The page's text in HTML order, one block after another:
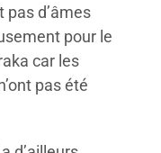
pas d’âmes
pour le
car les
pas été